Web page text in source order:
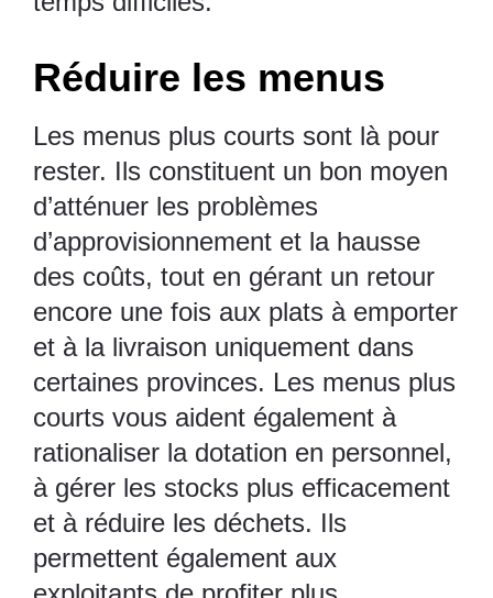
Réduire les menus
Les menus plus courts sont là pour
rester. Ils constituent un bon moyen
d’atténuer les problèmes
d’approvisionnement et la hausse
des coûts, tout en gérant un retour
encore une fois aux plats à emporter
et à la livraison uniquement dans
certaines provinces. Les menus plus
courts vous aident également à
rationaliser la dotation en personnel,
à gérer les stocks plus efficacement
et à réduire les déchets. Ils
permettent également aux